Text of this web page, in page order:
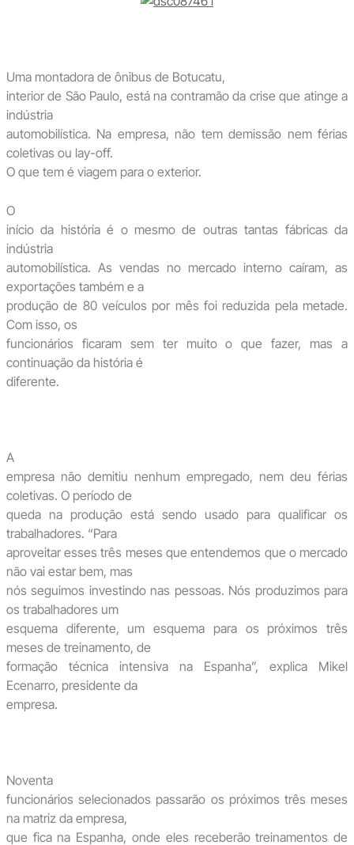
Uma montadora de ônibus de Botucatu,
interior de São Paulo, está na contramão da crise que atinge a
indústria
automobilística. Na empresa, não tem demissão nem férias
coletivas ou lay-off.
O que tem é viagem para o exterior.
O
início da história é o mesmo de outras tantas fábricas da
indústria
automobilística. As vendas no mercado interno caíram, as
exportações também e a
produção de 80 veículos por mês foi reduzida pela metade.
Com isso, os
funcionários ficaram sem ter muito o que fazer, mas a
continuação da história é
diferente.
A
empresa não demitiu nenhum empregado, nem deu férias
coletivas. O período de
queda na produção está sendo usado para qualificar os
trabalhadores. “Para
aproveitar esses três meses que entendemos que o mercado
não vai estar bem, mas
nós seguimos investindo nas pessoas. Nós produzimos para
os trabalhadores um
esquema diferente, um esquema para os próximos três
meses de treinamento, de
formação técnica intensiva na Espanha”, explica Mikel
Ecenarro, presidente da
empresa.
Noventa
funcionários selecionados passarão os próximos três meses
na matriz da empresa,
que fica na Espanha, onde eles receberão treinamentos de